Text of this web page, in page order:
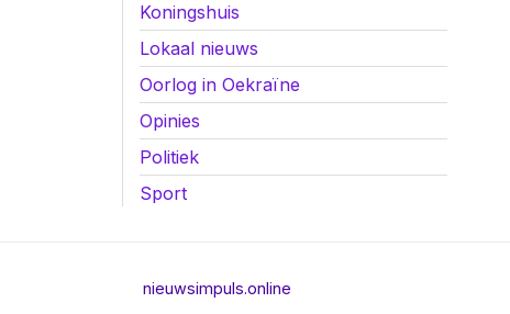
Koningshuis
Lokaal nieuws
Oorlog in Oekraïne
Opinies
Politiek
Sport
nieuwsimpuls.online